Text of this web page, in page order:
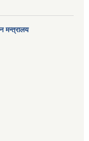
मन्त्रालय